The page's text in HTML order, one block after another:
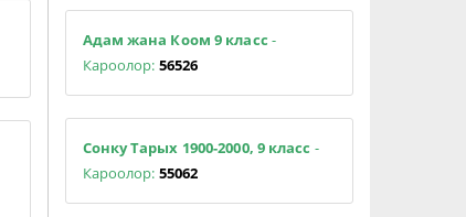
Адам жана Коом 9 класс -
Кароолор: 56526
Сонку Тарых 1900-2000, 9 класс -
Кароолор: 55062